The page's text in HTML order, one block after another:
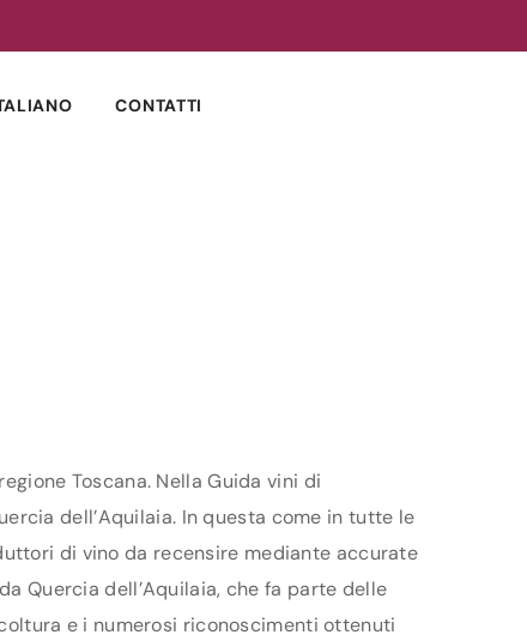
CONTATTI
Toscana. Nella Guida vini di
dell’Aquilaia. In questa come in tutte le
di vino da recensire mediante accurate
Quercia dell’Aquilaia, che fa parte delle
e i numerosi riconoscimenti ottenuti